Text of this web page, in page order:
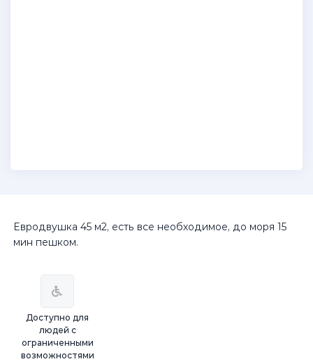
Евродвушка 45 м2, есть все необходимое, до моря 15
мин пешком.
Доступно для
людей с
ограниченными
возможностями